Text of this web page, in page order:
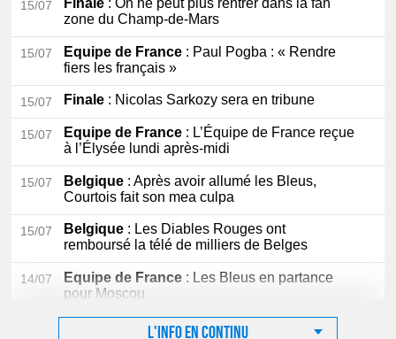
15/07 Finale : On ne peut plus rentrer dans la fan
zone du Champ-de-Mars
15/07 Equipe de France : Paul Pogba : « Rendre
fiers les français »
15/07 Finale : Nicolas Sarkozy sera en tribune
15/07 Equipe de France : L’Équipe de France reçue
à l’Élysée lundi après-midi
15/07 Belgique : Après avoir allumé les Bleus,
Courtois fait son mea culpa
15/07 Belgique : Les Diables Rouges ont
remboursé la télé de milliers de Belges
14/07 Equipe de France : Les Bleus en partance
pour Moscou
L'info en continu